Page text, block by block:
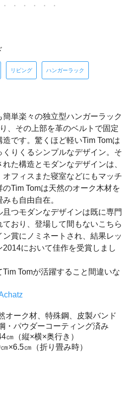
リビング ハンガーラック
単楽々の独立型ハンガーラック
、その上部を革のベルトで固定
です。驚くほど軽いTim Tomは
くりくるシンプルなデザイン。そ
た構造とモダンなデザインは、
フィスまた寝室などにもマッチ
Tim Tomは天然のオーク木材を
も自由自在。
つモダンなデザインは既に専門
おり、登場して間もないこちら
賞にノミネートされ、結果レッ
2014において佳作を受賞しまし
Tomが活躍すること間違いな
オーク材、特殊鋼、皮製バンド
・パウダーコーティング済み
㎝（縦×横×奥行き）
×6.5㎝（折り畳み時）